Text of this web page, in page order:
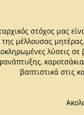
στόχος μας
της μέλλουσας
λύσεις σε
βαπτιστικά στις